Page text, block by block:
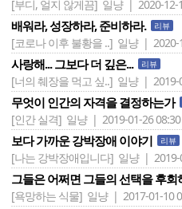
[부디, 얼지 않게끔] 일냥 | 2020-12-
배워라, 성장하라, 준비하라. 리뷰
[코로나 이후 불황을 ..] 일냥 | 2020-
사랑해... 그보다 더 깊은... 리뷰
[너의 췌장을 먹고 싶..] 일냥 | 2019-
무엇이 인간의 자격을 결정하는가
[인간 실격] 일냥 | 2019-01-26 08:30
보다 가까운 강박장애 이야기 리뷰
[나는 강박장애입니다] 일냥 | 2019-
그들은 어쩌면 그들의 선택을 후
[욕망하는 식물] 일냥 | 2017-01-10